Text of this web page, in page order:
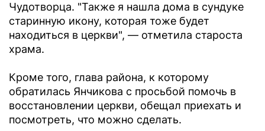
Чудотворца. "Также я нашла дома в сундуке
старинную икону, которая тоже будет
находиться в церкви", — отметила староста
храма.
Кроме того, глава района, к которому
обратилась Янчикова с просьбой помочь в
восстановлении церкви, обещал приехать и
посмотреть, что можно сделать.